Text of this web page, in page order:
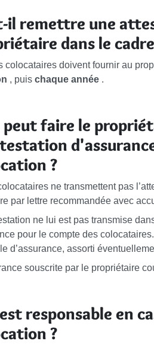
il remettre une
dans le
colocataires doivent fournir au
, puis chaque année .
peut faire le
?
ne transmettent pas
par lettre recommandée avec
ne lui est pas transmise
pour le compte des
d’assurance, assorti
souscrite par le propriétaire
responsable en
?